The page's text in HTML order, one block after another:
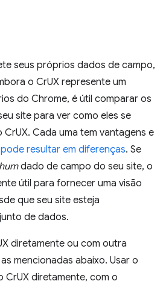
seus próprios dados de campo,
o CrUX represente um
do Chrome, é útil comparar os
site para ver como eles se
Cada uma tem vantagens e
pode resultar em diferenças. Se
dado de campo do seu site, o
útil para fornecer uma visão
que seu site esteja
de dados.
diretamente ou com outra
mencionadas abaixo. Usar o
diretamente, com o